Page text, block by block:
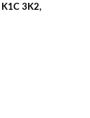
K1C 3K2,